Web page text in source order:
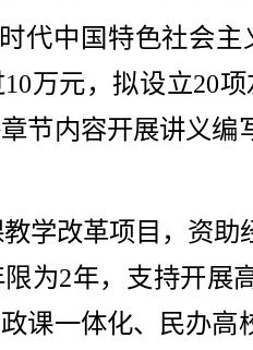
时代中国特色社会
万元，拟设立20
节内容开展讲义编
教学改革项目，资
为2年，支持开展
课一体化、民办高